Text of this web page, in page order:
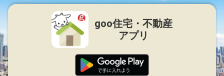
goo住宅・不動産
アプリ